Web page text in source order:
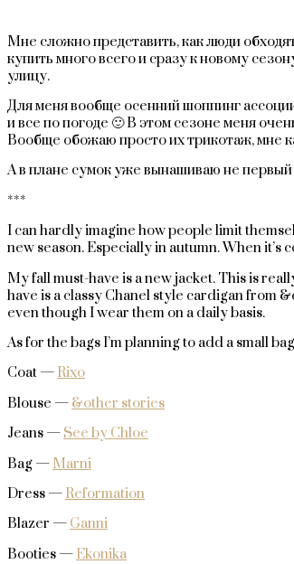
Мне сложно представить, как люди
купить много всего и сразу к новому
улицу.
Для меня вообще осенний шоппинг
и все по погоде 🙂 В этом сезоне меня
Вообще обожаю просто их трикотаж, мне
А в плане сумок уже вынашиваю не
***
I can hardly imagine how people limit
new season. Especially in autumn. When
My fall must-have is a new jacket. This is
have is a classy Chanel style cardigan from
even though I wear them on a daily basis.
As for the bags I’m planning to add a small
Coat — Rixo
Blouse — &other stories
Jeans — See by Chloe
Bag — Marni
Dress — Reformation
Blazer — Ganni
Booties — Ekonika